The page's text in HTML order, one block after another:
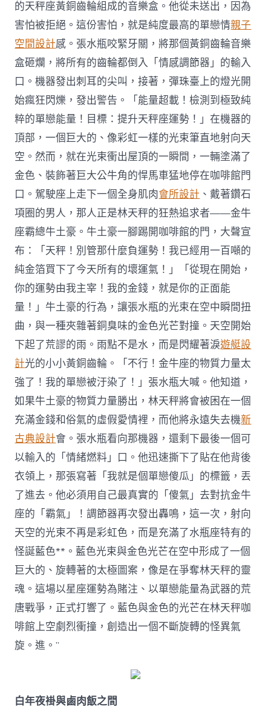
的天秤座黃銅齒輪組成的音樂盒。他從未送出，因為
害怕被拒絕。這份害怕，就是純度最高的單戀情親子
空間設計感。張水瓶咬緊牙關，將那個黃銅齒輪音樂
盒砸爛，將所有的齒輪都倒入「情感調節器」的輸入
口。機器發出刺耳的尖叫，接著，彈珠臺上的燈光開
始瘋狂閃爍，發出警告。「能量超載！檢測到極致純
粹的單戀能量！目標：提升天秤座運勢！」在機器的
頂部，一個巨大的、像彩虹一樣的光束筆直地射向天
空。然而，就在光束衝出屋頂的一瞬間，一輛塗滿了
金色、裝飾著巨大公牛角的悍馬車猛地停在咖啡館門
口。駕駛座上走下一個全身肌肉會所設計 、戴著鑽石
項圈的男人，那人正是林天秤的狂熱追求者——金牛
座霸總牛土豪。牛土豪一腳踢開咖啡館的門，大聲宣
布：「天秤！別管那什麼負運勢！我已經用一百噸的
純金箔買下了今天所有的壞運氣！」「從現在開始，
你的運勢由我主宰！我的金錢，就是你的正面能
量！」牛土豪的行為，讓張水瓶的光束在空中瞬間扭
曲，與一種夾雜著銅臭味的金色光芒對撞。天空開始
下起了荒謬的雨。雨點不是水，而是閃耀著淚遊艇設
計光的小小黃銅齒輪。「不行！金牛座的物質力量太
強了！我的單戀被汙染了！」張水瓶大喊。他知道，
如果牛土豪的物質力量勝出，林天秤將會被困在一個
充滿金錢和俗氣的虛假愛情裡，而他將永遠失去機新
古典設計會。張水瓶看向那機器，還剩下最後一個可
以輸入的「情緒燃料」口。他迅速撕下了貼在他背後
衣領上，那張寫著「我就是個單戀傻瓜」的標籤，丟
了進去。他必須用自己最真實的「傻氣」去對抗金牛
座的「霸氣」！調節器再次發出轟鳴，這一次，射向
天空的光束不再是彩虹色，而是充滿了水瓶座特有的
怪誕藍色**。藍色光束與金色光芒在空中形成了一個
巨大的、旋轉著的太極圖案，像是在爭奪林天秤的靈
魂。這場以星座運勢為賭注、以單戀能量為武器的荒
唐戰爭，正式打響了。藍色與金色的光芒在林天秤咖
啡館上空劇烈衝撞，創造出一個不斷旋轉的怪異氣
旋。進。”
白年夜褂與鹵肉飯之間